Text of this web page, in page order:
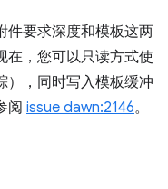
件要求深度和模板这两
在，您可以只读方式使
），同时写入模板缓冲
阅 issue dawn:2146。